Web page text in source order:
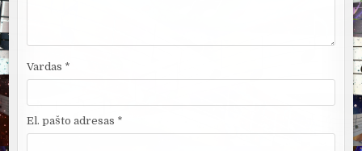
Vardas *
El. pašto adresas *